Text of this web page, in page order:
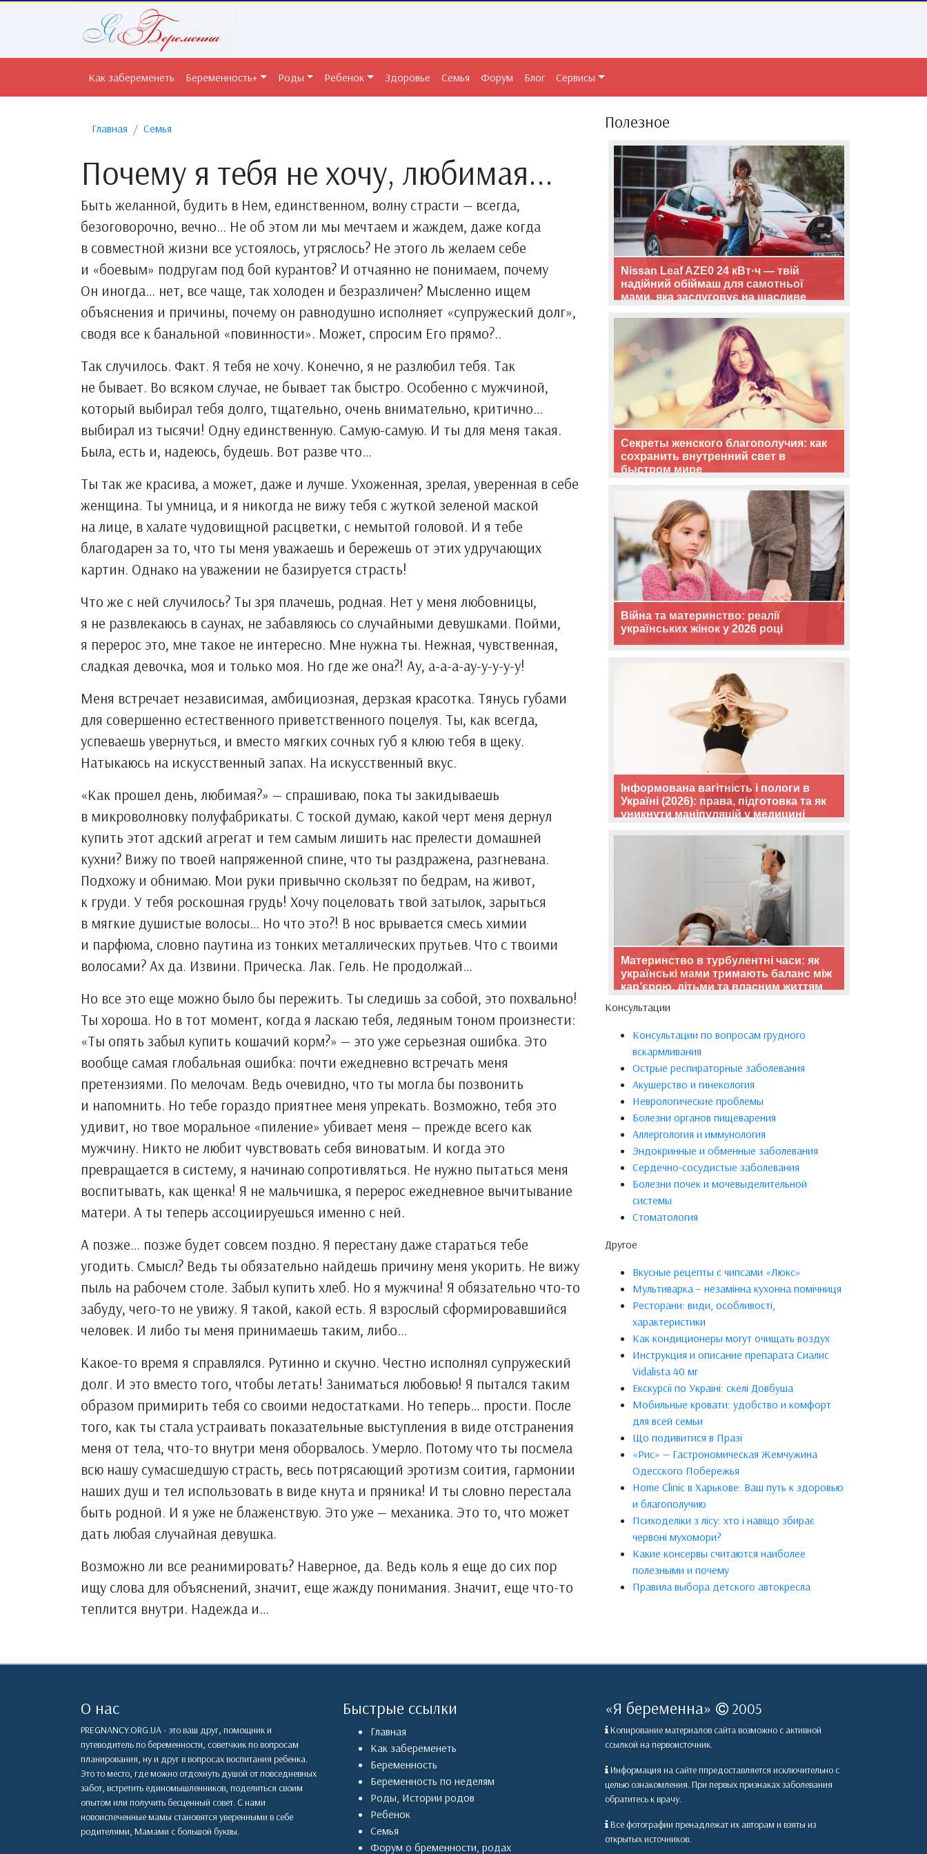
Как забеременеть Беременность+ Роды Ребенок Здоровье Семья Форум Блог Сервисы
Главная Семья
Почему я тебя не хочу, любимая...
Быть желанной, будить в Нем, единственном, волну страсти — всегда,
безоговорочно, вечно… Не об этом ли мы мечтаем и жаждем, даже когда
в совместной жизни все устоялось, утряслось? Не этого ль желаем себе
и «боевым» подругам под бой курантов? И отчаянно не понимаем, почему
Он иногда… нет, все чаще, так холоден и безразличен? Мысленно ищем
объяснения и причины, почему он равнодушно исполняет «супружеский долг»,
сводя все к банальной «повинности». Может, спросим Его прямо?..
Так случилось. Факт. Я тебя не хочу. Конечно, я не разлюбил тебя. Так
не бывает. Во всяком случае, не бывает так быстро. Особенно с мужчиной,
который выбирал тебя долго, тщательно, очень внимательно, критично…
выбирал из тысячи! Одну единственную. Самую-самую. И ты для меня такая.
Была, есть и, надеюсь, будешь. Вот разве что…
Ты так же красива, а может, даже и лучше. Ухоженная, зрелая, уверенная в себе
женщина. Ты умница, и я никогда не вижу тебя с жуткой зеленой маской
на лице, в халате чудовищной расцветки, с немытой головой. И я тебе
благодарен за то, что ты меня уважаешь и бережешь от этих удручающих
картин. Однако на уважении не базируется страсть!
Что же с ней случилось? Ты зря плачешь, родная. Нет у меня любовницы,
я не развлекаюсь в саунах, не забавляюсь со случайными девушками. Пойми,
я перерос это, мне такое не интересно. Мне нужна ты. Нежная, чувственная,
сладкая девочка, моя и только моя. Но где же она?! Ау, а-а-а-ау-у-у-у-у!
Меня встречает независимая, амбициозная, дерзкая красотка. Тянусь губами
для совершенно естественного приветственного поцелуя. Ты, как всегда,
успеваешь увернуться, и вместо мягких сочных губ я клюю тебя в щеку.
Натыкаюсь на искусственный запах. На искусственный вкус.
«Как прошел день, любимая?» — спрашиваю, пока ты закидываешь
в микроволновку полуфабрикаты. С тоской думаю, какой черт меня дернул
купить этот адский агрегат и тем самым лишить нас прелести домашней
кухни? Вижу по твоей напряженной спине, что ты раздражена, разгневана.
Подхожу и обнимаю. Мои руки привычно скользят по бедрам, на живот,
к груди. У тебя роскошная грудь! Хочу поцеловать твой затылок, зарыться
в мягкие душистые волосы… Но что это?! В нос врывается смесь химии
и парфюма, словно паутина из тонких металлических прутьев. Что с твоими
волосами? Ах да. Извини. Прическа. Лак. Гель. Не продолжай…
Но все это еще можно было бы пережить. Ты следишь за собой, это похвально!
Ты хороша. Но в тот момент, когда я ласкаю тебя, ледяным тоном произнести:
«Ты опять забыл купить кошачий корм?» — это уже серьезная ошибка. Это
вообще самая глобальная ошибка: почти ежедневно встречать меня
претензиями. По мелочам. Ведь очевидно, что ты могла бы позвонить
и напомнить. Но тебе гораздо приятнее меня упрекать. Возможно, тебя это
удивит, но твое моральное «пиление» убивает меня — прежде всего как
мужчину. Никто не любит чувствовать себя виноватым. И когда это
превращается в систему, я начинаю сопротивляться. Не нужно пытаться меня
воспитывать, как щенка! Я не мальчишка, я перерос ежедневное вычитывание
матери. А ты теперь ассоциируешься именно с ней.
А позже… позже будет совсем поздно. Я перестану даже стараться тебе
угодить. Смысл? Ведь ты обязательно найдешь причину меня укорить. Не вижу
пыль на рабочем столе. Забыл купить хлеб. Но я мужчина! Я обязательно что-то
забуду, чего-то не увижу. Я такой, какой есть. Я взрослый сформировавшийся
человек. И либо ты меня принимаешь таким, либо…
Какое-то время я справлялся. Рутинно и скучно. Честно исполнял супружеский
долг. И это вместо того, чтобы летать! Заниматься любовью! Я пытался таким
образом примирить тебя со своими недостатками. Но теперь… прости. После
того, как ты стала устраивать показательные выступления в виде отстранения
меня от тела, что-то внутри меня оборвалось. Умерло. Потому что ты посмела
всю нашу сумасшедшую страсть, весь потрясающий эротизм соития, гармонии
наших душ и тел использовать в виде кнута и пряника! И ты словно перестала
быть родной. И я уже не блаженствую. Это уже — механика. Это то, что может
дать любая случайная девушка.
Возможно ли все реанимировать? Наверное, да. Ведь коль я еще до сих пор
ищу слова для объяснений, значит, еще жажду понимания. Значит, еще что-то
теплится внутри. Надежда и…
Полезное
Nissan Leaf AZE0 24 кВт·ч — твій
надійний обіймаш для самотньої
мами, яка заслуговує на щасливе
Секреты женского благополучия: как
сохранить внутренний свет в
быстром мире
Війна та материнство: реалії
українських жінок у 2026 році
Інформована вагітність і пологи в
Україні (2026): права, підготовка та як
уникнути маніпуляцій у медицині
Материнство в турбулентні часи: як
українські мами тримають баланс між
кар’єрою, дітьми та власним життям
Консультации
Консультации по вопросам грудного
вскармливания
Острые респираторные заболевания
Акушерство и гинекология
Неврологические проблемы
Болезни органов пищеварения
Аллергология и иммунология
Эндокринные и обменные заболевания
Сердечно-сосудистые заболевания
Болезни почек и мочевыделительной
системы
Стоматология
Другое
Вкусные рецепты с чипсами «Люкс»
Мультиварка – незамінна кухонна помічниця
Ресторани: види, особливості,
характеристики
Как кондиционеры могут очищать воздух
Инструкция и описание препарата Сиалис
Vidalista 40 мг
Екскурсії по Україні: скелі Довбуша
Мобильные кровати: удобство и комфорт
для всей семьи
Що подивитися в Празі
«Рис» — Гастрономическая Жемчужина
Одесского Побережья
Home Clinic в Харькове: Ваш путь к здоровью
и благополучию
Психоделіки з лісу: хто і навіщо збирає
червоні мухомори?
Какие консервы считаются наиболее
полезными и почему
Правила выбора детского автокресла
О нас
PREGNANCY.ORG.UA - это ваш друг, помощник и
путеводитель по беременности, советчкик по вопросам
планирования, ну и друг в вопросах воспитания ребенка.
Это то место, где можно отдохнуть душой от повседневных
забот, встретить единомышленников, поделиться своим
опытом или получить бесценный совет. С нами
новоиспеченные мамы становятся уверенными в себе
родителями, Мамами с большой буквы.
Быстрые ссылки
Главная
Как забеременеть
Беременность
Беременность по неделям
Роды, Истории родов
Ребенок
Семья
Форум о бременности, родах
«Я беременна» 2005
Копирование материалов сайта возможно с активной
ссылкой на первоисточник.
Информация на сайте ппредоставляется исключительно с
целью ознакомления. При первых признаках заболевания
обратитесь к врачу.
Все фотографии пренадлежат их авторам и взяты из
открытых источников.